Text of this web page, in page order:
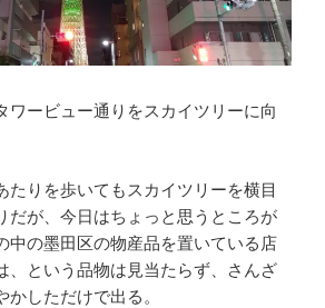
ワービュー通りをスカイツリーに向
たりを歩いてもスカイツリーを横目
だが、今日はちょっと思うところが
中の墨田区の物産品を置いている店
、という品物は見当たらず、さんざ
しただけで出る。